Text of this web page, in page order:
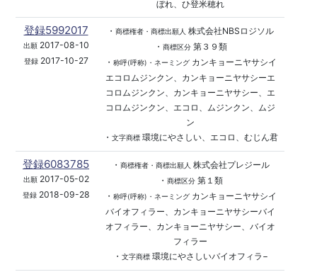
ぼれ、ひ登米穂れ
登録5992017
出願2017-08-10
登録2017-10-27
・ 商標権者・商標出願人 株式会社NBSロジソル
・ 商標区分第３９類
・ 称呼(呼称)・ネーミングカンキョーニヤサシイ
エコロムジンクン、カンキョーニヤサシーエ
コロムジンクン、カンキョーニヤサシー、エ
コロムジンクン、エコロ、ムジンクン、ムジ
ン
・ 文字商標環境にやさしい、エコロ、むじん君
登録6083785
出願2017-05-02
登録2018-09-28
・ 商標権者・商標出願人 株式会社プレジール
・ 商標区分第１類
・ 称呼(呼称)・ネーミングカンキョーニヤサシイ
バイオフィラー、カンキョーニヤサシーバイ
オフィラー、カンキョーニヤサシー、バイオ
フィラー
・ 文字商標環境にやさしいバイオフィラ−